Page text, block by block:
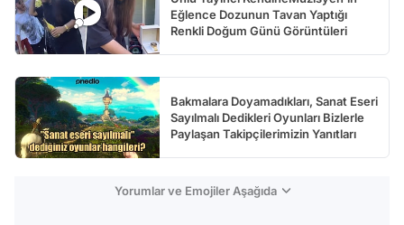
Eğlence Dozunun Tavan Yaptığı
Renkli Doğum Günü Görüntüleri
Bakmalara Doyamadıkları, Sanat Eseri
Sayılmalı Dedikleri Oyunları Bizlerle
Paylaşan Takipçilerimizin Yanıtları
Yorumlar ve Emojiler Aşağıda